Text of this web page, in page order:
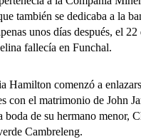
también se dedicaba a la
unos días después, el
fallecía en Funchal.
comenzó a
con el matrimonio de John
boda de su hermano menor,
Cambreleng.